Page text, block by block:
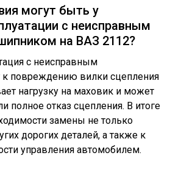
могут быть у
с неисправным
на ВАЗ 2112?
с неисправным
повреждению вилки сцепления
нагрузку на маховик и может
полное отказ сцепления. В итоге
замены не только
дорогих деталей, а также к
управления автомобилем.